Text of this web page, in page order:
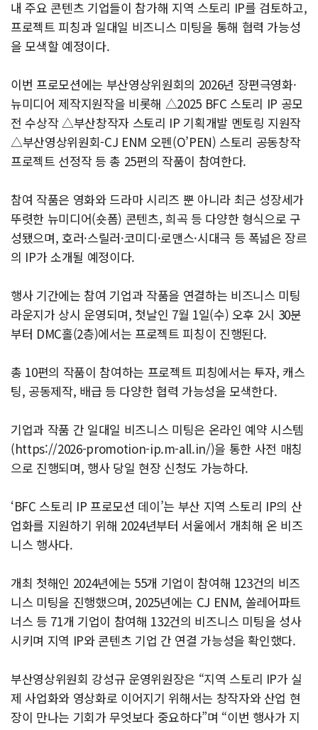
내 주요 콘텐츠 기업들이 참가해 지역 스토리 IP를 검토하고,
프로젝트 피칭과 일대일 비즈니스 미팅을 통해 협력 가능성
을 모색할 예정이다.
이번 프로모션에는 부산영상위원회의 2026년 장편극영화·
뉴미디어 제작지원작을 비롯해 △2025 BFC 스토리 IP 공모
전 수상작 △부산창작자 스토리 IP 기획개발 멘토링 지원작
△부산영상위원회-CJ ENM 오펜(O’PEN) 스토리 공동창작
프로젝트 선정작 등 총 25편의 작품이 참여한다.
참여 작품은 영화와 드라마 시리즈 뿐 아니라 최근 성장세가
뚜렷한 뉴미디어(숏폼) 콘텐츠, 희곡 등 다양한 형식으로 구
성됐으며, 호러·스릴러·코미디·로맨스·시대극 등 폭넓은 장르
의 IP가 소개될 예정이다.
행사 기간에는 참여 기업과 작품을 연결하는 비즈니스 미팅
라운지가 상시 운영되며, 첫날인 7월 1일(수) 오후 2시 30분
부터 DMC홀(2층)에서는 프로젝트 피칭이 진행된다.
총 10편의 작품이 참여하는 프로젝트 피칭에서는 투자, 캐스
팅, 공동제작, 배급 등 다양한 협력 가능성을 모색한다.
기업과 작품 간 일대일 비즈니스 미팅은 온라인 예약 시스템
(https://2026-promotion-ip.m-all.in/)을 통한 사전 매칭
으로 진행되며, 행사 당일 현장 신청도 가능하다.
‘BFC 스토리 IP 프로모션 데이’는 부산 지역 스토리 IP의 산
업화를 지원하기 위해 2024년부터 서울에서 개최해 온 비즈
니스 행사다.
개최 첫해인 2024년에는 55개 기업이 참여해 123건의 비즈
니스 미팅을 진행했으며, 2025년에는 CJ ENM, 쏠레어파트
너스 등 71개 기업이 참여해 132건의 비즈니스 미팅을 성사
시키며 지역 IP와 콘텐츠 기업 간 연결 가능성을 확인했다.
부산영상위원회 강성규 운영위원장은 “지역 스토리 IP가 실
제 사업화와 영상화로 이어지기 위해서는 창작자와 산업 현
장이 만나는 기회가 무엇보다 중요하다”며 “이번 행사가 지